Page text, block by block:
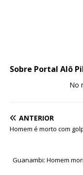
Sobre Portal Alô
No
ANTERIOR
Homem é morto com
Guanambi: Homem